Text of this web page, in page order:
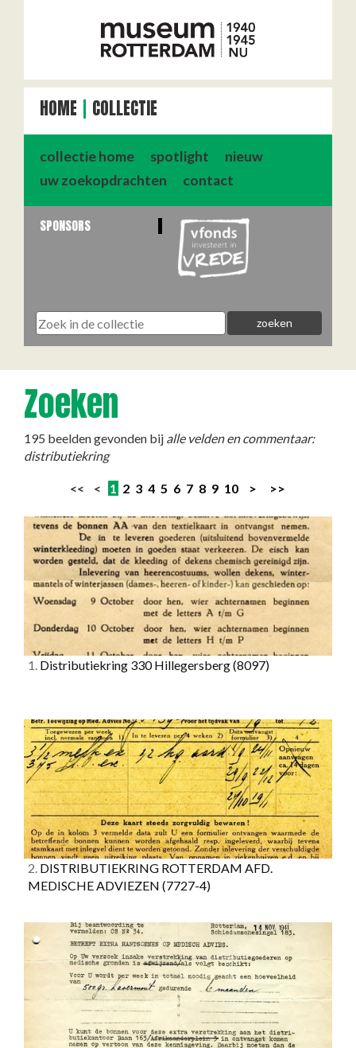
HOME COLLECTIE
collectie home spotlight
nieuw
uw zoekopdrachten
contact
SPONSORS
Zoeken
195 beelden gevonden bij alle velden en commentaar:
distributiekring
<< < 1 2 3 4 5 6 7 8 9 10 > >>
1. Distributiekring 330 Hillegersberg(8097)
2. DISTRIBUTIEKRING ROTTERDAM AFD.
MEDISCHE ADVIEZEN (7727-4)